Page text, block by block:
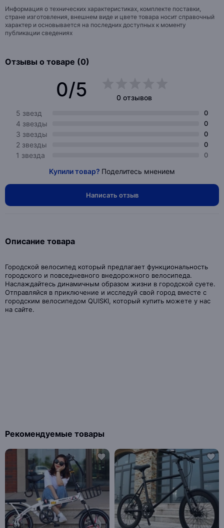
Информация о технических характеристиках, комплекте поставки,
стране изготовления, внешнем виде и цвете товара носит справочный
характер и основывается на последних доступных к моменту
публикации сведениях
Отзывы о товаре (0)
0/5
0 отзывов
5 звезд
0
4 звезды 0
3 звезды 0
2 звезды 0
1 звезда 0
Купили товар? Поделитесь мнением
Написать отзыв
Описание товара
Городской велосипед который предлагает функциональность
городского и повседневного внедорожного велосипеда.
Наслаждайтесь динамичным образом жизни в городской суете.
Отправляйся в приключение и исследуй свой город вместе с
городским велосипедом QUISKI, который купить можете у нас
на сайте.
Рекомендуемые товары